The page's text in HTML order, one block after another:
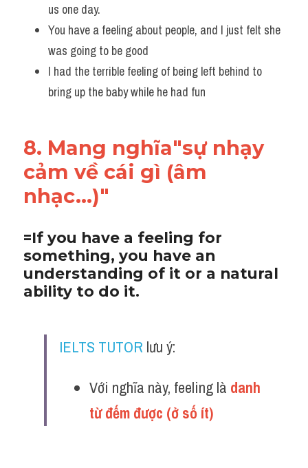
us one day.
You have a feeling about people, and I just felt she
was going to be good
I had the terrible feeling of being left behind to
bring up the baby while he had fun
8. Mang nghĩa"sự nhạy
cảm về cái gì (âm
nhạc...)"
=If you have a feeling for
something, you have an
understanding of it or a natural
ability to do it.
IELTS TUTOR lưu ý:
Với nghĩa này, feeling là danh
từ đếm được (ở số ít)